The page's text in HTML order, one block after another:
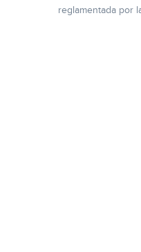
reglamentada por